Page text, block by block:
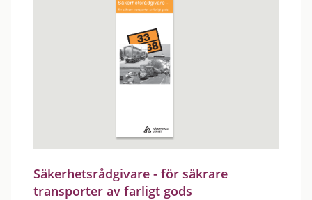
Säkerhetsrådgivare - för säkrare
transporter av farligt gods